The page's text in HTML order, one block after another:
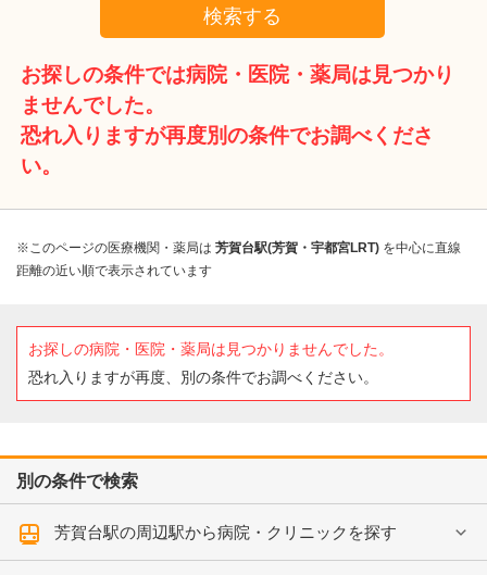
検索する
お探しの条件では病院・医院・薬局は見つかり
ませんでした。
恐れ入りますが再度別の条件でお調べくださ
い。
※このページの医療機関・薬局は 芳賀台駅(芳賀・宇都宮LRT) を中心に直線
距離の近い順で表示されています
お探しの病院・医院・薬局は見つかりませんでした。
恐れ入りますが再度、別の条件でお調べください。
別の条件で検索
芳賀台駅の周辺駅から病院・クリニックを探す